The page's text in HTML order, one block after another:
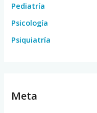
Pediatría
Psicología
Psiquiatría
Meta